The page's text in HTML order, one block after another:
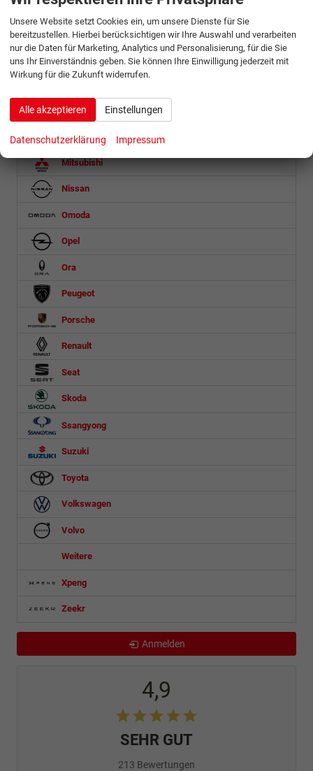
T60 Max
Mazda
Mercedes-Benz
Microlino
Mini
Mitsubishi
Nissan
Omoda
Opel
Ora
Peugeot
Porsche
Renault
Seat
Skoda
Ssangyong
Suzuki
Toyota
Volkswagen
Volvo
Weitere
Xpeng
Zeekr
Anmelden
4,9
SEHR GUT
213 Bewertungen
Unsere Website setzt Cookies ein, um unsere Dienste für Sie
bereitzustellen. Hierbei berücksichtigen wir Ihre Auswahl und verarbeiten
nur die Daten für Marketing, Analytics und Personalisierung, für die Sie
uns Ihr Einverständnis geben. Sie können Ihre Einwilligung jederzeit mit
Wirkung für die Zukunft widerrufen.
Alle akzeptieren Einstellungen
Datenschutzerklärung Impressum